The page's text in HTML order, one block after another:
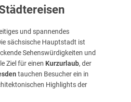
und spannendes
sächsische Hauptstadt ist
Sehenswürdigkeiten und
Ziel für einen Kurzurlaub, der
tauchen Besucher ein in
Highlights der